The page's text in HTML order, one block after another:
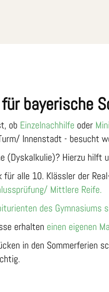
bayerische
ob Einzelnachhilfe oder
Innenstadt - besucht
(Dyskalkulie)? Hierzu hilft
für alle 10. Klässler der
Mittlere Reife.
des Gymnasiums
erhalten einen eigenen
in den Sommerferien